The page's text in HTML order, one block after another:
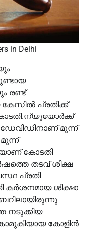
in Delhi
രണ്ട്
പ്രതിക്ക്
കോടതി.ന്യൂയോർക്ക്
മൂന്ന്
മൂന്ന്
കോടതി
തടവ് ശിക്ഷ
പ്രതി
കർശനമായ ശിക്ഷാ
നടുക്കിയ
കോളിൻ